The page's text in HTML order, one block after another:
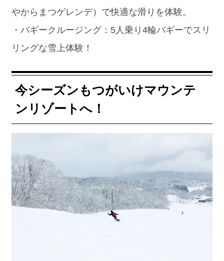
やからまつゲレンデ）で快適な滑りを体験。
・バギークルージング：5人乗り4輪バギーでスリ
リングな雪上体験！
今シーズンもつがいけマウンテ
ンリゾートへ！